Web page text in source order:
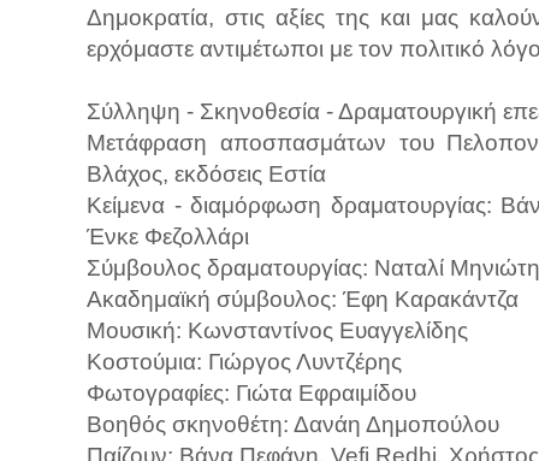
Δημοκρατία, στις αξίες της και μας
ερχόμαστε αντιμέτωποι με τον πολιτικό
Σύλληψη - Σκηνοθεσία - Δραματουργική
Μετάφραση αποσπασμάτων του
Βλάχος, εκδόσεις Εστία
Κείμενα - διαμόρφωση δραματουργίας:
Ένκε Φεζολλάρι
Σύμβουλος δραματουργίας: Ναταλί Μηνιώτη
Ακαδημαϊκή σύμβουλος: Έφη Καρακάντζα
Μουσική: Κωνσταντίνος Ευαγγελίδης
Κοστούμια: Γιώργος Λυντζέρης
Φωτογραφίες: Γιώτα Εφραιμίδου
Βοηθός σκηνοθέτη: Δανάη Δημοπούλου
Παίζουν: Βάνα Πεφάνη, Vefi Redhi,